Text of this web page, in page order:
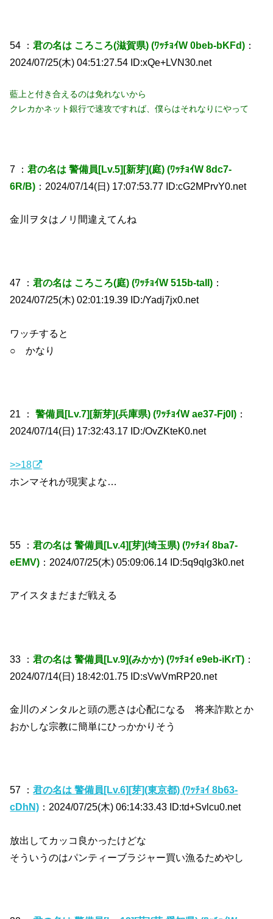
54 ：君の名は ころころ(滋賀県) (ﾜｯﾁｮｲW 0beb-bKFd) ：
2024/07/25(木) 04:51:27.54 ID:xQe+LVN30.net
藍上と付き合えるのは免れないから
クレカかネット銀行で速攻ですれば、僕らはそれなりにやって
7 ：君の名は 警備員[Lv.5][新芽](庭) (ﾜｯﾁｮｲW 8dc7-
6R/B) ：2024/07/14(日) 17:07:53.77 ID:cG2MPrvY0.net
金川ヲタはノリ間違えてんね
47 ：君の名は ころころ(庭) (ﾜｯﾁｮｲW 515b-taIl) ：
2024/07/25(木) 02:01:19.39 ID:/Yadj7jx0.net
ワッチすると
○ かなり
21 ： 警備員[Lv.7][新芽](兵庫県) (ﾜｯﾁｮｲW ae37-Fj0I) ：
2024/07/14(日) 17:32:43.17 ID:/OvZKteK0.net
>>18
ホンマそれが現実よな…
55 ：君の名は 警備員[Lv.4][芽](埼玉県) (ﾜｯﾁｮｲ 8ba7-
eEMV) ：2024/07/25(木) 05:09:06.14 ID:5q9qlg3k0.net
アイスタまだまだ戦える
33 ：君の名は 警備員[Lv.9](みかか) (ﾜｯﾁｮｲ e9eb-iKrT) ：
2024/07/14(日) 18:42:01.75 ID:sVwVmRP20.net
金川のメンタルと頭の悪さは心配になる 将来詐欺とか
おかしな宗教に簡単にひっかかりそう
57 ：君の名は 警備員[Lv.6][芽](東京都) (ﾜｯﾁｮｲ 8b63-
cDhN) ：2024/07/25(木) 06:14:33.43 ID:td+Svlcu0.net
放出してカッコ良かったけどな
そういうのはパンティーブラジャー買い漁るためやし